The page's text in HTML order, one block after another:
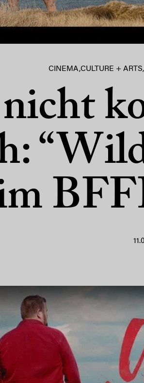
CINEMA,CULTURE + ARTS,